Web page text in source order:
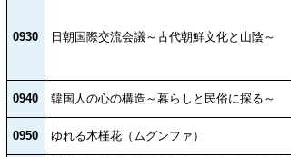
0930 日朝国際交流会議～古代朝鮮文化と山陰～
0940 韓国人の心の構造～暮らしと民俗に探る～
0950 ゆれる木槿花（ムグンファ）